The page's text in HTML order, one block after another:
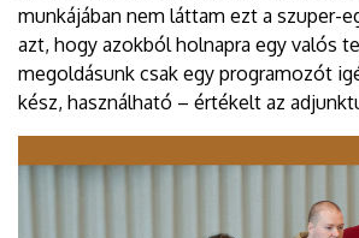
munkájában nem láttam ezt a szuper-
azt, hogy azokból holnapra egy valós
megoldásunk csak egy programozót
kész, használható – értékelt az